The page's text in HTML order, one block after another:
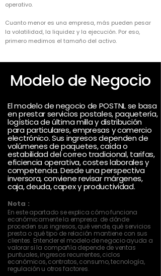
operativo.
Cuanto menor es una empresa, más pueden pesar
la volatilidad, la liquidez y la ejecución. Por eso,
primero medimos el tamaño del activo.
Modelo de Negocio
El modelo de negocio de POSTNL se basa
en prestar servicios postales, paquetería,
logística de última milla y distribución
para particulares, empresas y comercio
electrónico. Sus ingresos dependen de
volúmenes de paquetes, caída o
estabilidad del correo tradicional, tarifas,
eficiencia operativa, costes laborales y
competencia. Desde una perspectiva
inversora, conviene revisar márgenes,
caja, deuda, capex y productividad.
Nota :
En este apartado se explica cómo funciona
económicamente la empresa: de dónde
proceden sus ingresos, qué vende, qué servicios
presta o qué tipo de relación mantiene con sus
clientes. Entender el modelo de negocio ayuda a
valorar si la compañía depende de ventas
puntuales, ingresos recurrentes, ciclos
económicos, contratos, consumo, tecnología,
regulación u otros factores.